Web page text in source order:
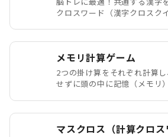
クロスワード（漢字クロスク
メモリ計算ゲーム
2つの掛け算をそれぞれ計算
せずに頭の中に記憶（メモリ
マスクロス（計算クロス